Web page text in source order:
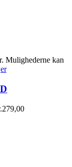
Mulighederne kan